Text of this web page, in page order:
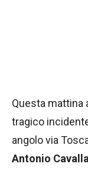
Questa mattina
tragico
angolo via
Antonio